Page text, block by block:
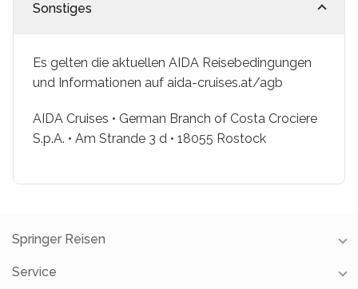
Sonstiges
Es gelten die aktuellen AIDA Reisebedingungen
und Informationen auf aida-cruises.at/agb
AIDA Cruises • German Branch of Costa Crociere
S.p.A. • Am Strande 3 d • 18055 Rostock
Springer Reisen
Unsere Reisebüros
Service